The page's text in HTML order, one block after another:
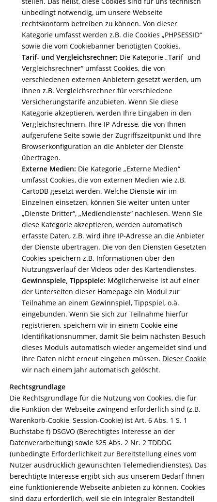
unbedingt notwendig, um unsere Webseite
rechtskonform betreiben zu können. Von dieser
Kategorie umfasst werden z.B. die Cookies „PHPSESSID“
sowie die vom Cookiebanner benötigten Cookies.
Tarif- und Vergleichsrechner: Die Kategorie „Tarif- und
Vergleichsrechner“ umfasst Cookies, die von
verschiedenen externen Anbietern gesetzt werden, um
Ihnen z.B. Vergleichsrechner für verschiedene
Versicherungstarife anzubieten. Wenn Sie diese
Kategorie akzeptieren, werden Ihre Eingaben in den
Vergleichsrechnern, Ihre IP-Adresse, die von Ihnen
aufgerufene Seite sowie der Zugriffszeitpunkt und Ihre
Browserkonfiguration an die Anbieter der Dienste
übertragen.
Externe Medien: Die Kategorie „Externe Medien“
umfasst Cookies, die von externen Medien wie z.B.
CartoDB gesetzt werden. Welche Dienste wir im
Einzelnen einsetzen, können Sie weiter unten unter
„Dienste Dritter“, „Mediendienste“ nachlesen. Wenn Sie
diese Kategorie akzeptieren, werden automatisch
erfasste Daten, z.B. wird ihre IP-Adresse an die Anbieter
der Dienste übertragen. Die von den Diensten Gesetzten
Cookies speichern z.B. Informationen über den
Nutzungsverlauf der Videos oder des Kartendienstes.
Gewinnspiele, Tippspiele: Möglicherweise ist auf einer
der Unterseiten dieser Homepage ein Modul zur
Teilnahme an einem Gewinnspiel, Tippspiel, o.ä.
eingebunden. Wenn Sie sich zur Teilnahme hierfür
registrieren, speichern wir in einem Cookie eine
Identifikationsnummer, damit Sie beim nächsten Besuch
dieses Moduls automatisch wieder angemeldet sind und
Ihre Daten nicht erneut eingeben müssen. Dieser Cookie
wir nach einem Jahr automatisch gelöscht.
Rechtsgrundlage
Die Rechtsgrundlage für die Nutzung von Cookies, die für
die Funktion der Webseite zwingend erforderlich sind (z.B.
Warenkorb-Cookie, Session-Cookie) ist Art. 6 Abs. 1 S. 1
Buchstabe f) DSGVO (Berechtigtes Interesse an der
Datenverarbeitung) sowie §25 Abs. 2 Nr. 2 TDDDG
(unbedingte Erforderlichkeit zur Bereitstellung eines vom
Nutzer ausdrücklich gewünschten Telemediendienstes). Das
berechtigte Interesse ergibt sich aus unserem Bedarf Ihnen
eine funktionierende Webseite anbieten zu können. Cookies
sind dazu erforderlich, weil sie ein integraler Bestandteil